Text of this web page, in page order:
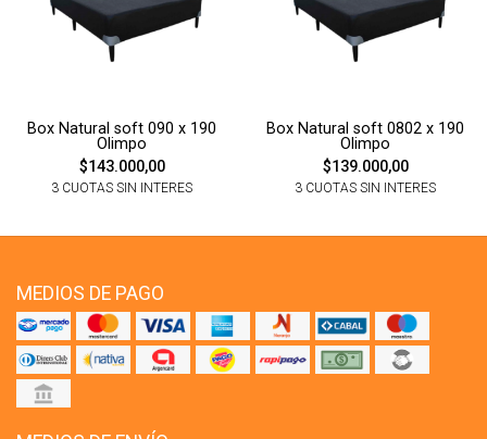
Box Natural soft 090 x 190
Olimpo
$143.000,00
3 CUOTAS SIN INTERES
Box Natural soft 0802 x 190
Olimpo
$139.000,00
3 CUOTAS SIN INTERES
MEDIOS DE PAGO